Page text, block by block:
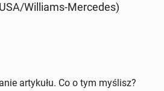
Wil­liams-Mer­ce­des)
artykułu. Co o tym myślisz?